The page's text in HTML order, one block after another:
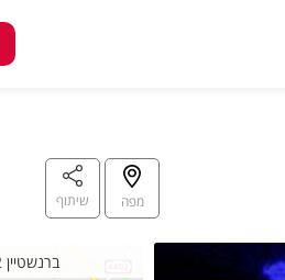
מפה שיתוף
ברנשטיין 2 ראשון לציון